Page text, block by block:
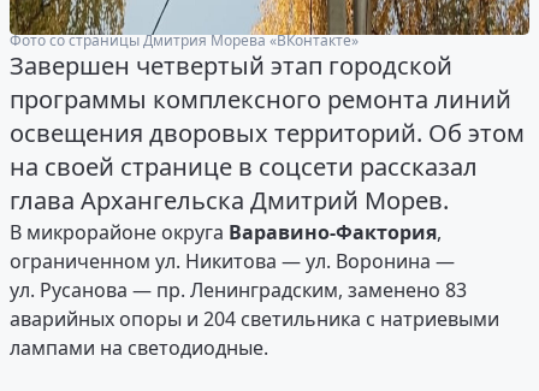
Фото со страницы Дмитрия Морева «ВКонтакте»
Завершен четвертый этап городской
программы комплексного ремонта линий
освещения дворовых территорий. Об этом
на своей странице в соцсети рассказал
глава Архангельска Дмитрий Морев.
В микрорайоне округа Варавино-Фактория,
ограниченном ул. Никитова — ул. Воронина —
ул. Русанова — пр. Ленинградским, заменено 83
аварийных опоры и 204 светильника с натриевыми
лампами на светодиодные.